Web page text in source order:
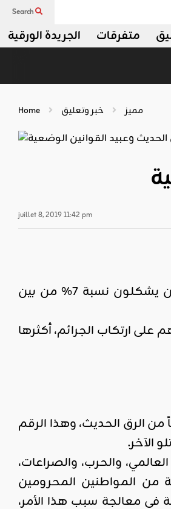
Search
الجريدة الورقية متفرقات
Home مميز خبر وتعليق
juillet 8, 2019 11:42 pm
بحسب بحث نشرته جمعية أن سين الخيرية المناهضة للعبودية يوم الجمعة فإن المشردين يشكلون نسبة 7% من بين
ارتكاب الجرائم، أكثرها
حقوقية، مؤسسة ووك فري أن بريطانيا هي موطن ما لا يقل عن 136 ألفاً من الرق الحديث، وهذا الرقم
والحرب، والصراعات،
من المواطنين المحرومين
في معالجة سبب هذا الأمر،